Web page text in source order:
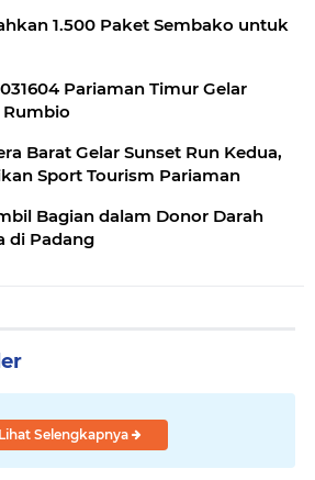
1.500 Paket Sembako untuk
Pariaman Timur Gelar
Rumbio
Barat Gelar Sunset Run Kedua,
Sport Tourism Pariaman
Bagian dalam Donor Darah
di Padang
Lihat Selengkapnya